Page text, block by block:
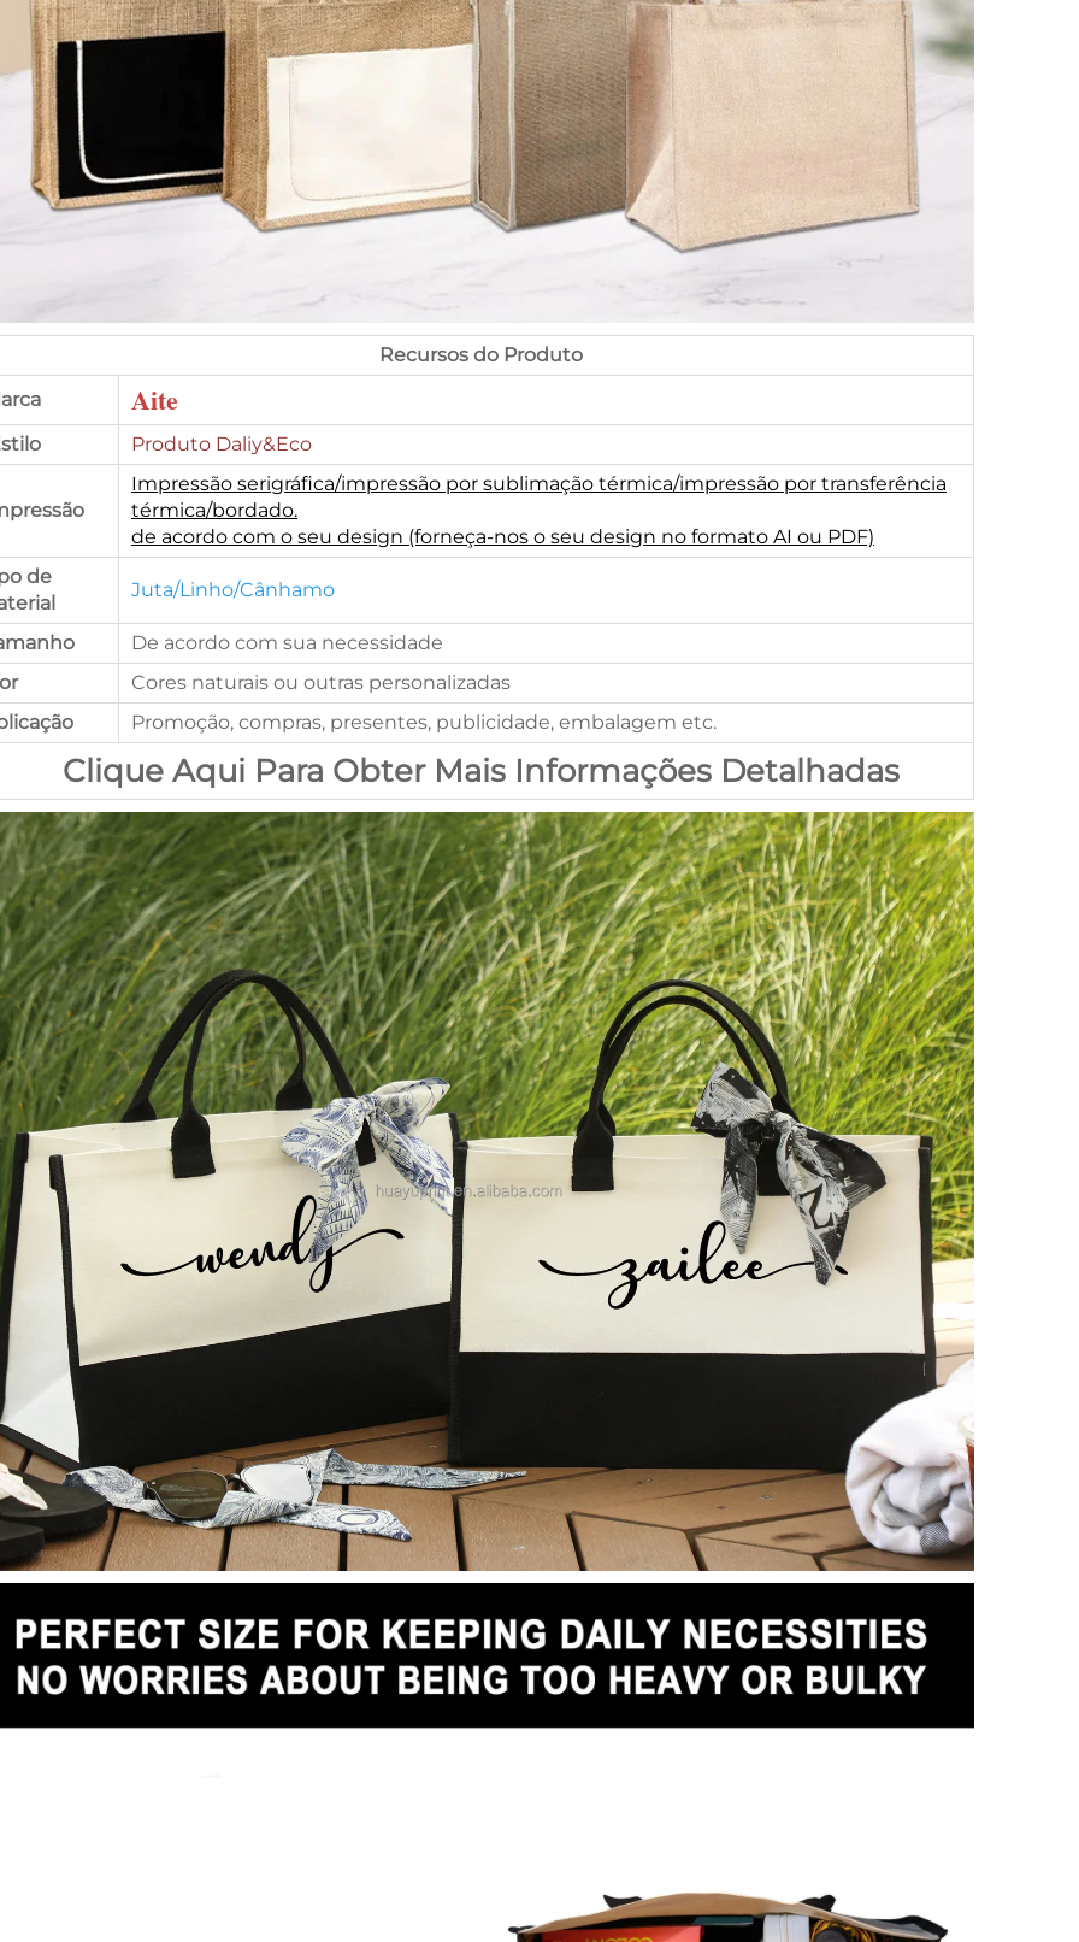
Recursos do Produto
Aite
Produto Daliy&Eco
Impressão serigráfica/impressão por sublimação térmica/impressão por transferência
térmica/bordado.
de acordo com o seu design (forneça-nos o seu design no formato AI ou PDF)
de
Juta/Linho/Cânhamo
De acordo com sua necessidade
Cores naturais ou outras personalizadas
Promoção, compras, presentes, publicidade, embalagem etc.
Clique Aqui Para Obter Mais Informações Detalhadas